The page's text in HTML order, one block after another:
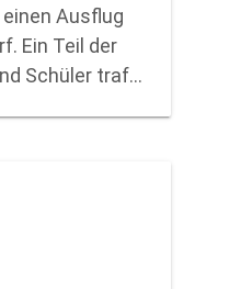
Ausflug
Ein Teil der
Schüler traf…